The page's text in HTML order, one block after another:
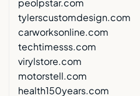
peolpstar.com
tylerscustomdesign.com
carworksonline.com
techtimesss.com
virylstore.com
motorstell.com
health150years.com